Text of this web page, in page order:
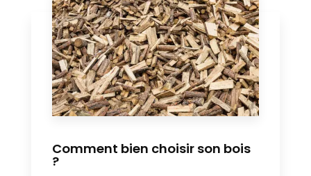
Comment bien choisir son bois
?